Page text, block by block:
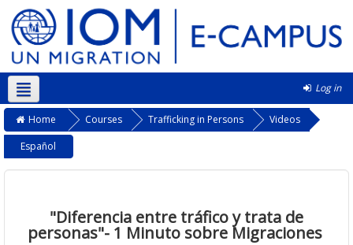
Log in
English ‎(en)‎
Home Courses Trafficking in Persons
Videos
Español
"Diferencia entre tráfico y trata de
personas"- 1 Minuto sobre Migraciones